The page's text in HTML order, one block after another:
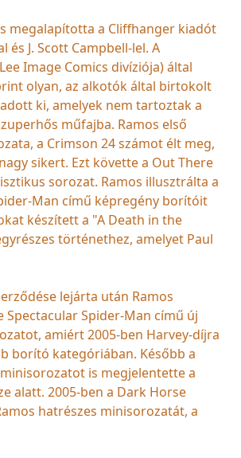
megalapította a Cliffhanger kiadót
és J. Scott Campbell-lel. A
Image Comics divíziója) által
olyan, az alkotók által birtokolt
ki, amelyek nem tartoztak a
műfajba. Ramos első
a Crimson 24 számot élt meg,
sikert. Ezt követte a Out There
sorozat. Ramos illusztrálta a
Man című képregény borítóit
készített a "A Death in the
történethez, amelyet Paul
lejárta után Ramos
Spectacular Spider-Man című új
amiért 2005-ben Harvey-díjra
borító kategóriában. Később a
is megjelentette a
alatt. 2005-ben a Dark Horse
hatrészes minisorozatát, a